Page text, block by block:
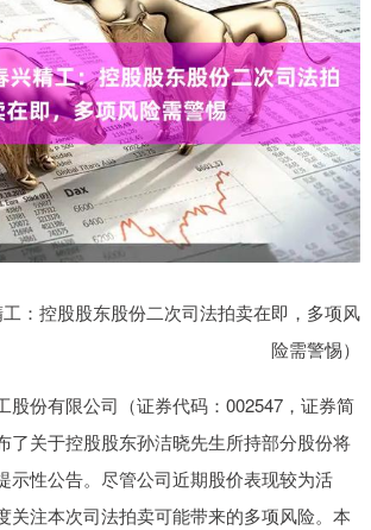
工：控股股东股份二次司法拍卖在即，多项风
险需警惕）
股份有限公司（证券代码：002547，证券简
了关于控股股东孙洁晓先生所持部分股份将
示性公告。尽管公司近期股价表现较为活
关注本次司法拍卖可能带来的多项风险。本